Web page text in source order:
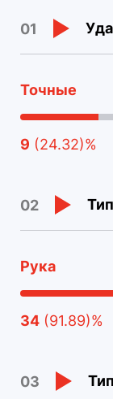
01
Точные
9 (24.32)%
02
Рука
34 (91.89)%
03